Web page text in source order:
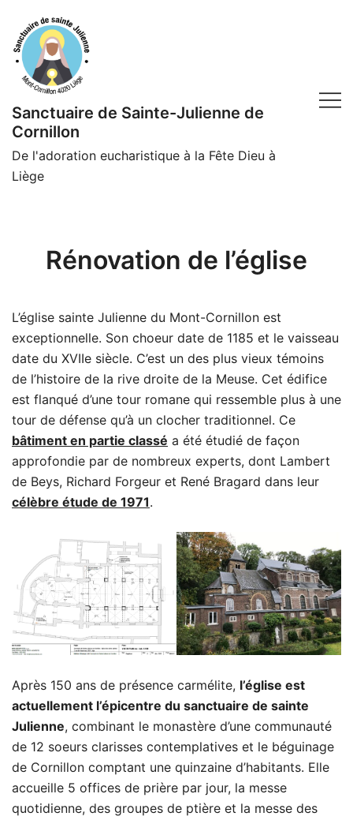
content
Sanctuaire de Sainte-Julienne de
Cornillon
De l'adoration eucharistique à la Fête Dieu à
Liège
Rénovation de l’église
L’église sainte Julienne du Mont-Cornillon est
exceptionnelle. Son choeur date de 1185 et le vaisseau
date du XVIIe siècle. C’est un des plus vieux témoins
de l’histoire de la rive droite de la Meuse. Cet édifice
est flanqué d’une tour romane qui ressemble plus à une
tour de défense qu’à un clocher traditionnel. Ce
bâtiment en partie classé a été étudié de façon
approfondie par de nombreux experts, dont Lambert
de Beys, Richard Forgeur et René Bragard dans leur
célèbre étude de 1971.
Après 150 ans de présence carmélite, l’église est
actuellement l’épicentre du sanctuaire de sainte
Julienne, combinant le monastère d’une communauté
de 12 soeurs clarisses contemplatives et le béguinage
de Cornillon comptant une quinzaine d’habitants. Elle
accueille 5 offices de prière par jour, la messe
quotidienne, des groupes de ptière et la messe des